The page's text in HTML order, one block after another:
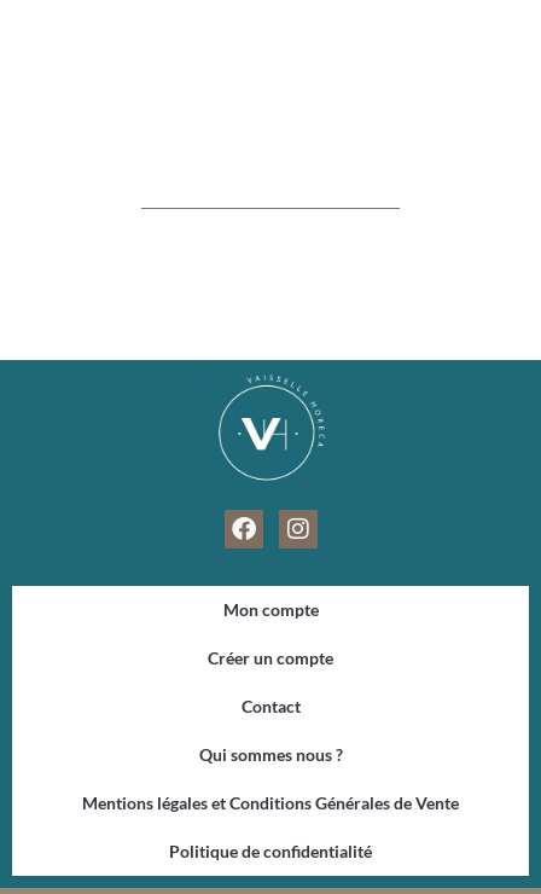
F
a
e
b
o
I
n
t
a
r
m
Mon compte
Créer un compte
Contact
Qui sommes nous ?
Mentions légales et Conditions Générales de Vente
Politique de confidentialité